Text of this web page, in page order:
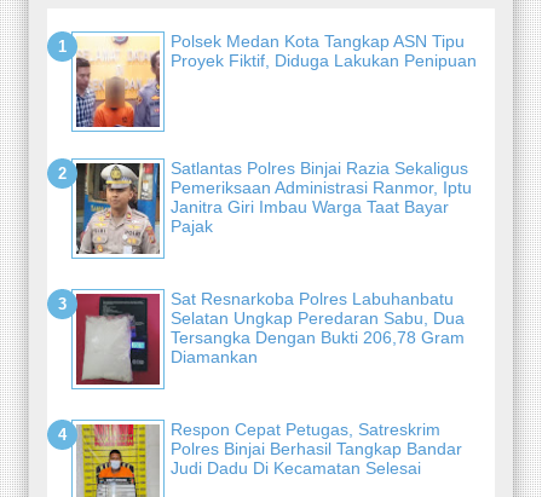
Polsek Medan Kota Tangkap ASN Tipu
Proyek Fiktif, Diduga Lakukan Penipuan
Satlantas Polres Binjai Razia Sekaligus
Pemeriksaan Administrasi Ranmor, Iptu
Janitra Giri Imbau Warga Taat Bayar
Pajak
Sat Resnarkoba Polres Labuhanbatu
Selatan Ungkap Peredaran Sabu, Dua
Tersangka Dengan Bukti 206,78 Gram
Diamankan
Respon Cepat Petugas, Satreskrim
Polres Binjai Berhasil Tangkap Bandar
Judi Dadu Di Kecamatan Selesai